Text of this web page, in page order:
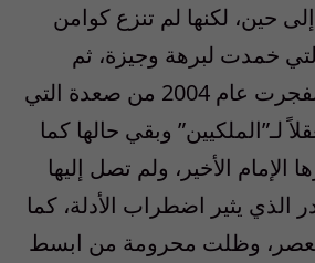
حين، لكنها لم تنزع كوامن
خمدت لبرهة وجيزة، ثم
نشطت خلاياها وانفجرت عام 2004 من صعدة التي
لـ”الملكيين” وبقي حالها كما
الإمام الأخير، ولم تصل إليها
الذي يثير اضطراب الأدلة، كما
العصر، وظلت محرومة من ابسط